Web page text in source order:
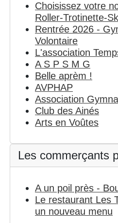
Choisissez votre
Roller-Trotinette-
Rentrée 2026 -
Volontaire
L'association
A S P S M G
Belle aprèm !
AVPHAP
Association
Club des Ainés
Arts en Voûtes
Les commerçants
A un poil près -
Le restaurant Les
un nouveau menu